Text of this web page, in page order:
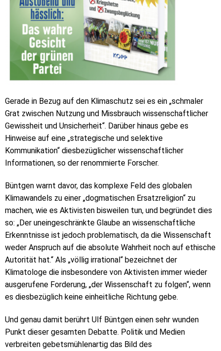
Gerade in Bezug auf den Klimaschutz sei es ein „schmaler
Grat zwischen Nutzung und Missbrauch wissenschaftlicher
Gewissheit und Unsicherheit“. Darüber hinaus gebe es
Hinweise auf eine „strategische und selektive
Kommunikation“ diesbezüglicher wissenschaftlicher
Informationen, so der renommierte Forscher.
Büntgen warnt davor, das komplexe Feld des globalen
Klimawandels zu einer „dogmatischen Ersatzreligion“ zu
machen, wie es Aktivisten bisweilen tun, und begründet dies
so: „Der uneingeschränkte Glaube an wissenschaftliche
Erkenntnisse ist jedoch problematisch, da die Wissenschaft
weder Anspruch auf die absolute Wahrheit noch auf ethische
Autorität hat.“ Als „völlig irrational“ bezeichnet der
Klimatologe die insbesondere von Aktivisten immer wieder
ausgerufene Forderung, „der Wissenschaft zu folgen“, wenn
es diesbezüglich keine einheitliche Richtung gebe.
Und genau damit berührt Ulf Büntgen einen sehr wunden
Punkt dieser gesamten Debatte. Politik und Medien
verbreiten gebetsmühlenartig das Bild des